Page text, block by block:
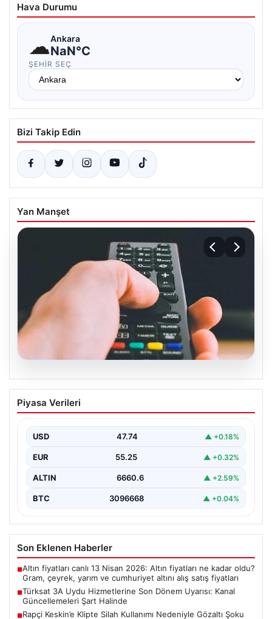
Hava Durumu
☁Ankara
NaN°C
ŞEHIR SEÇ
Bizi Takip Edin
Yan Manşet
07.08.2026
Türksat 3A Uydu Hizmetlerine Son
Dönem Uyarısı: Kanal Güncellemeleri
Türksat 3A uydusu, uzun yıllar boyunca Türkiye’nin
Piyasa Verileri
USD 47.74 ▲ +0.18%
EUR 55.25 ▲ +0.32%
ALTIN 6660.6 ▲ +2.59%
BTC 3096668 ▲ +0.04%
Son Eklenen Haberler
■Altın fiyatları canlı 13 Nisan 2026: Altın fiyatları ne kadar oldu?
Gram, çeyrek, yarım ve cumhuriyet altını alış satış fiyatları
■Türksat 3A Uydu Hizmetlerine Son Dönem Uyarısı: Kanal
Güncellemeleri Şart Halinde
■Rapçi Keskin’e Klipte Silah Kullanımı Nedeniyle Gözaltı Şoku